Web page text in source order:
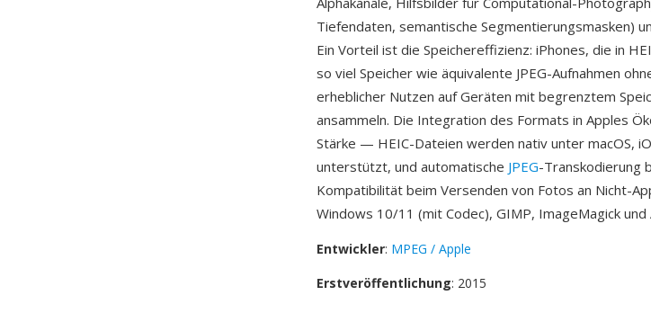
Tiefendaten, semantische Segmentierungsmasken)
Ein Vorteil ist die Speichereffizienz: iPhones, die in
so viel Speicher wie äquivalente JPEG-Aufnahmen
erheblicher Nutzen auf Geräten mit begrenztem
ansammeln. Die Integration des Formats in Apples
Stärke — HEIC-Dateien werden nativ unter macOS,
unterstützt, und automatische JPEG-Transkodierung
Kompatibilität beim Versenden von Fotos an Nicht-
Windows 10/11 (mit Codec), GIMP, ImageMagick
Entwickler: MPEG / Apple
Erstveröffentlichung: 2015